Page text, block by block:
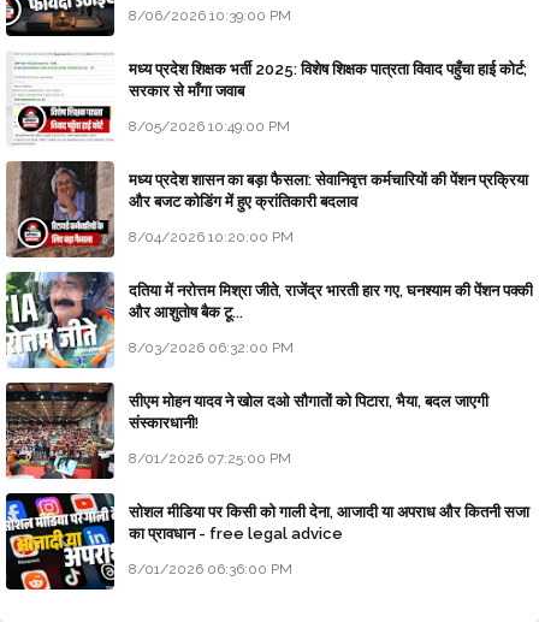
8/06/2026 10:39:00 PM
मध्य प्रदेश शिक्षक भर्ती 2025: विशेष शिक्षक पात्रता विवाद पहुँचा हाई कोर्ट;
सरकार से माँगा जवाब
8/05/2026 10:49:00 PM
मध्य प्रदेश शासन का बड़ा फैसला: सेवानिवृत्त कर्मचारियों की पेंशन प्रक्रिया
और बजट कोडिंग में हुए क्रांतिकारी बदलाव
8/04/2026 10:20:00 PM
दतिया में नरोत्तम मिश्रा जीते, राजेंद्र भारती हार गए, घनश्याम की पेंशन पक्की
और आशुतोष बैक टू...
8/03/2026 06:32:00 PM
सीएम मोहन यादव ने खोल दओ सौगातों को पिटारा, भैया, बदल जाएगी
संस्कारधानी!
8/01/2026 07:25:00 PM
सोशल मीडिया पर किसी को गाली देना, आजादी या अपराध और कितनी सजा
का प्रावधान - free legal advice
8/01/2026 06:36:00 PM